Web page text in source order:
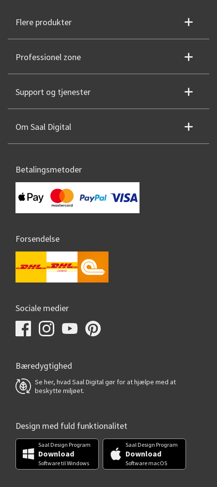
Flere produkter
Professionel zone
Support og tjenester
Om Saal Digital
Betalingsmetoder
Forsendelse
Sociale medier
Bæredygtighed
Se her, hvad Saal Digital gør for at hjælpe med at
beskytte miljøet.
Design med fuld funktionalitet
Saal Design Program
Download
Software til Windows
Saal Design Program
Download
Software macOS